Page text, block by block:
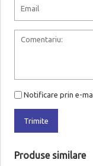
Notificare prin e-
Trimite
Produse similare